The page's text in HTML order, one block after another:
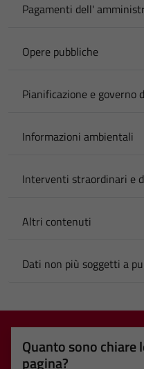
Pagamenti dell'
Opere pubbliche
Pianificazione e governo
Informazioni ambientali
Interventi straordinari e
Altri contenuti
Dati non più soggetti a
Quanto sono
pagina?